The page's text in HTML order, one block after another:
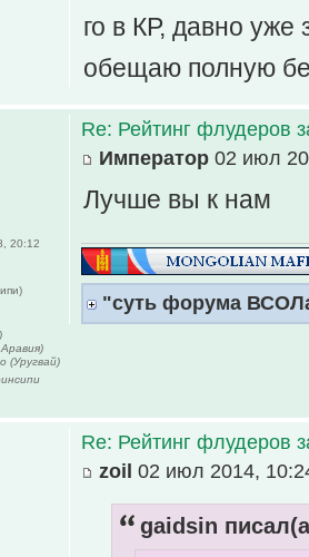
го в КР, давно уже
обещаю полную
Re: Рейтинг флудеров
Император 02 июл
Лучше вы к нам
"суть форума
20:12
(Уругвай)
Re: Рейтинг флудеров
zoil 02 июл 2014,
gaidsin